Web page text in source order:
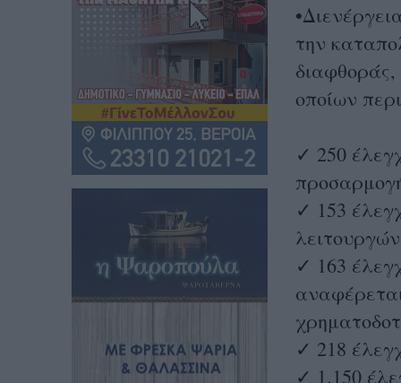
την
οποίων
✓ 250
✓ 153
λειτουργών
✓ 163
✓ 218
✓ 1.150